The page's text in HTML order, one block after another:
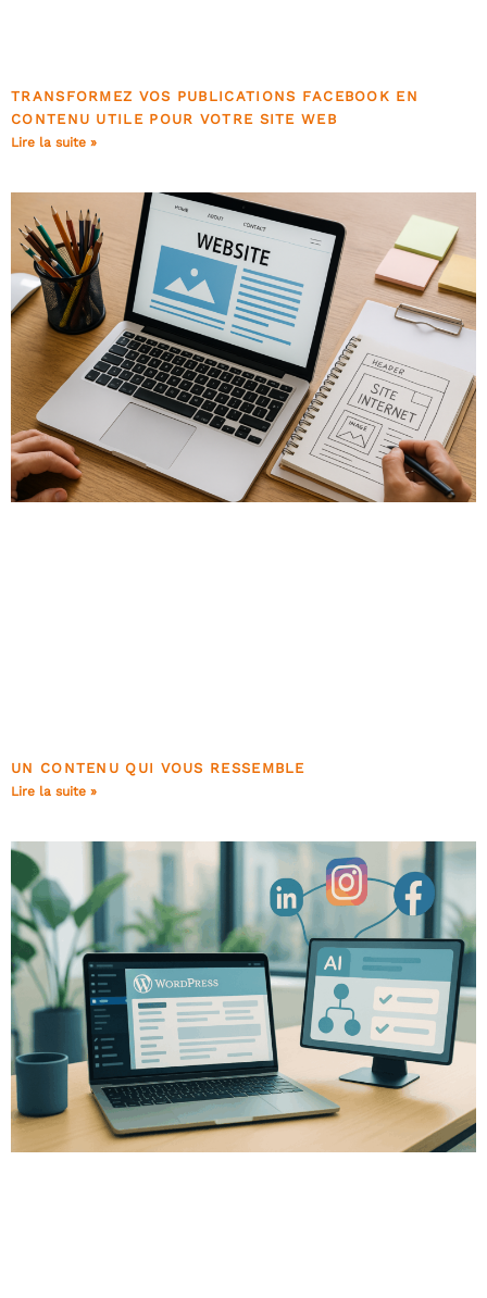
TRANSFORMEZ VOS PUBLICATIONS FACEBOOK EN
CONTENU UTILE POUR VOTRE SITE WEB
Lire la suite »
UN CONTENU QUI VOUS RESSEMBLE
Lire la suite »